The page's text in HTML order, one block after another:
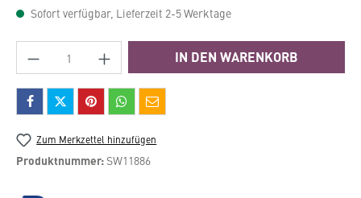
Sofort verfügbar, Lieferzeit 2-5 Werktage
Produkt Anzahl: Gib den gewünschten
IN DEN WARENKORB
Zum Merkzettel hinzufügen
Produktnummer: SW11886